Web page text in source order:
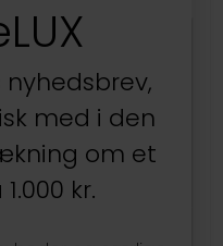
med i den
om et
kr.